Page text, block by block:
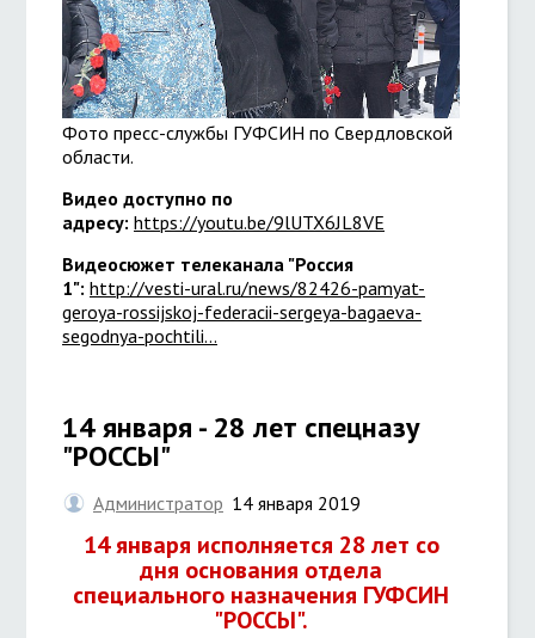
Фото пресс-службы ГУФСИН по Свердловской
области.
Видео доступно по
адресу: https://youtu.be/9lUTX6JL8VE
Видеосюжет телеканала "Россия
1": http://vesti-ural.ru/news/82426-pamyat-
geroya-rossijskoj-federacii-sergeya-bagaeva-
segodnya-pochtili...
14 января - 28 лет спецназу
"РОССЫ"
Администратор 14 января 2019
14января исполняется 28 лет со
дня основания отдела
специального назначения ГУФСИН
"РОССЫ".